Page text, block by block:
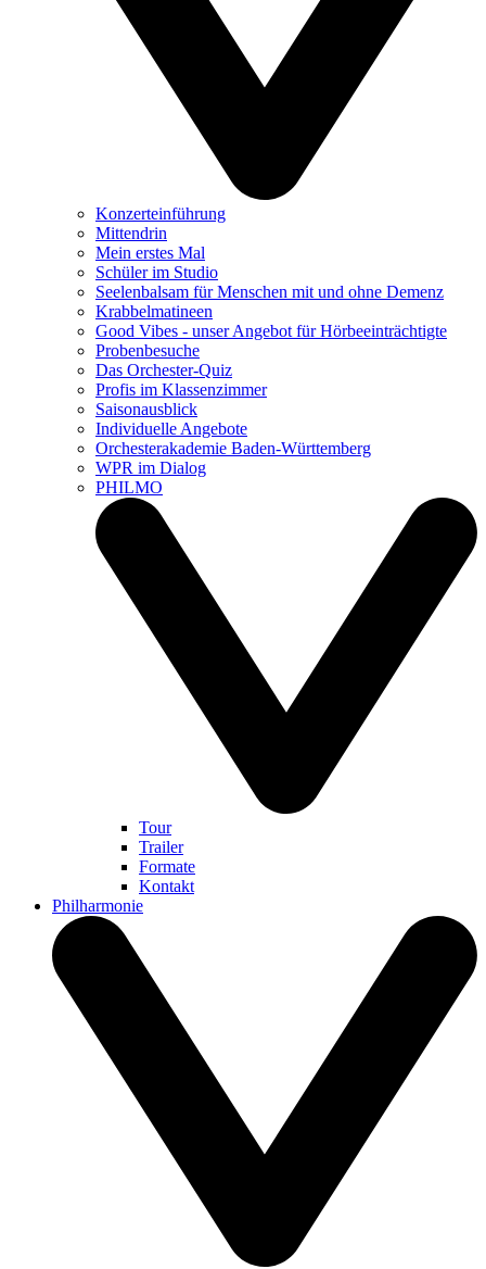
Konzerteinführung
Mittendrin
Mein erstes Mal
Schüler im Studio
Seelenbalsam für Menschen mit und ohne Demenz
Krabbelmatineen
Good Vibes - unser Angebot für Hörbeeinträchtigte
Probenbesuche
Das Orchester-Quiz
Profis im Klassenzimmer
Saisonausblick
Individuelle Angebote
Orchesterakademie Baden-Württemberg
WPR im Dialog
PHILMO
Tour
Trailer
Formate
Kontakt
Philharmonie